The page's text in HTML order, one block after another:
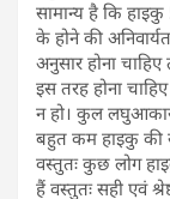
सामान्य है कि
के होने की
अनुसार होना
इस तरह होना
न हो। कुल
बहुत कम हाइकु की
वस्तुतः कुछ लोग
हैं वस्तुतः सही एवं